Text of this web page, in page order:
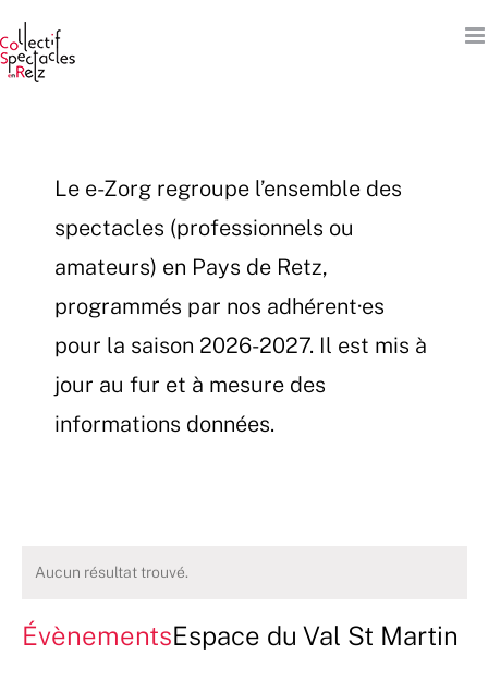
au
contenu
Le e-Zorg regroupe l’ensemble des
spectacles (professionnels ou
amateurs) en Pays de Retz,
programmés par nos adhérent·es
pour la saison 2026-2027. Il est mis à
jour au fur et à mesure des
informations données.
Aucun résultat trouvé.
ÉvènementsEspace du Val St Martin